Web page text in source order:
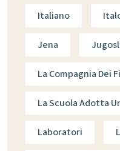
Italiano
Jena
La Compagnia Dei
La Scuola Adotta
Laboratori